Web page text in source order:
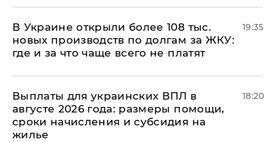
В Украине открыли более 108 тыс.
новых производств по долгам за ЖКУ:
где и за что чаще всего не платят
19:35
Выплаты для украинских ВПЛ в
августе 2026 года: размеры помощи,
сроки начисления и субсидия на
жилье
18:20